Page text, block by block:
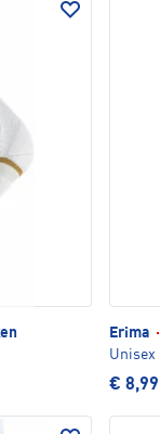
Erima ·
Unisex
€ 8,99